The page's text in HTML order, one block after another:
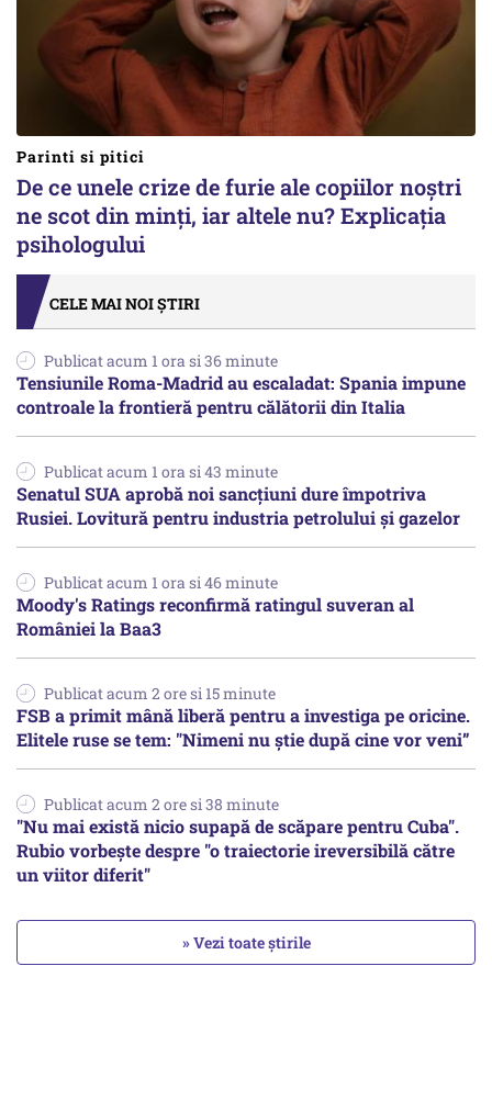
Parinti si pitici
De ce unele crize de furie ale copiilor noștri
ne scot din minți, iar altele nu? Explicația
psihologului
CELE MAI NOI ȘTIRI
Publicat acum 1 ora si 36 minute
Tensiunile Roma-Madrid au escaladat: Spania impune
controale la frontieră pentru călătorii din Italia
Publicat acum 1 ora si 43 minute
Senatul SUA aprobă noi sancțiuni dure împotriva
Rusiei. Lovitură pentru industria petrolului și gazelor
Publicat acum 1 ora si 46 minute
Moody's Ratings reconfirmă ratingul suveran al
României la Baa3
Publicat acum 2 ore si 15 minute
FSB a primit mână liberă pentru a investiga pe oricine.
Elitele ruse se tem: "Nimeni nu știe după cine vor veni”
Publicat acum 2 ore si 38 minute
"Nu mai există nicio supapă de scăpare pentru Cuba".
Rubio vorbește despre "o traiectorie ireversibilă către
un viitor diferit"
» Vezi toate știrile